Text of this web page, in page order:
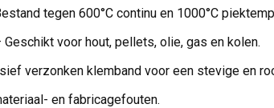
tegen 600°C continu en 1000°C
Geschikt voor hout, pellets, olie, gas en kolen.
verzonken klemband voor een stevige en
en fabricagefouten.